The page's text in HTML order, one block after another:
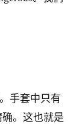
手套中只有
。这也就是